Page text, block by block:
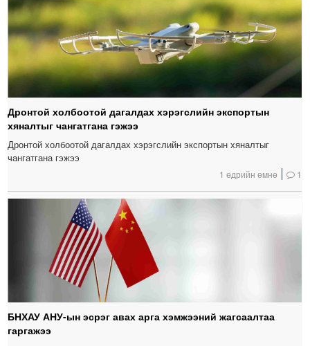
Дронтой холбоотой дагалдах хэрэгслийн экспортын
хяналтыг чангатгана гэжээ
Дронтой холбоотой дагалдах хэрэгслийн экспортын хяналтыг
чангатгана гэжээ
1 өдрийн өмнө 1
БНХАУ АНУ-ын эсрэг авах арга хэмжээний жагсаалтаа
гаргажээ